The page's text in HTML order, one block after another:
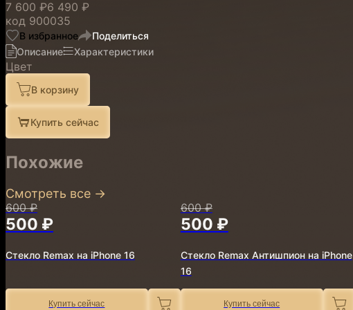
7 600 ₽6 490 ₽
код 900035
В избранное
Поделиться
Описание
Характеристики
Цвет
В корзину
Купить сейчас
Похожие
Смотреть все →
600 ₽
500 ₽
Стекло Remax на iPhone 16
Купить сейчас
600 ₽
500 ₽
Стекло Remax Антишпион на iPhone
16
Купить сейчас